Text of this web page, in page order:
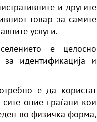
и другите
товар за самите
услуги.
е целосно
за идентификација и
е да користат
оние граѓани кои
во физичка форма,